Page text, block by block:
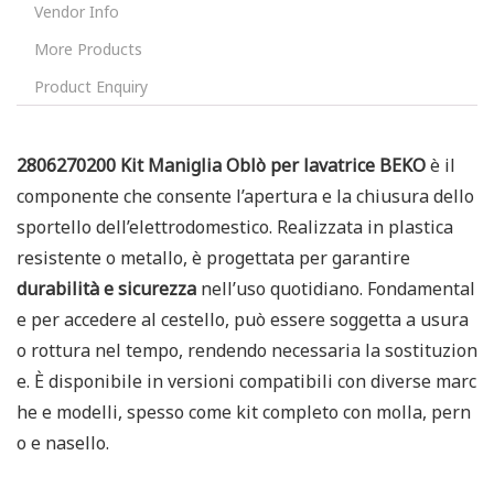
Vendor Info
More Products
Product Enquiry
2806270200 Kit Maniglia Oblò per lavatrice BEKOè il
componente che consente l’apertura e la chiusura dello
sportello dell’elettrodomestico. Realizzata in plastica
resistente o metallo, è progettata per garantire
durabilità e sicurezza nell’uso quotidiano. Fondamental
e per accedere al cestello, può essere soggetta a usura
o rottura nel tempo, rendendo necessaria la sostituzion
e. È disponibile in versioni compatibili con diverse marc
he e modelli, spesso come kit completo con molla, pern
o e nasello.